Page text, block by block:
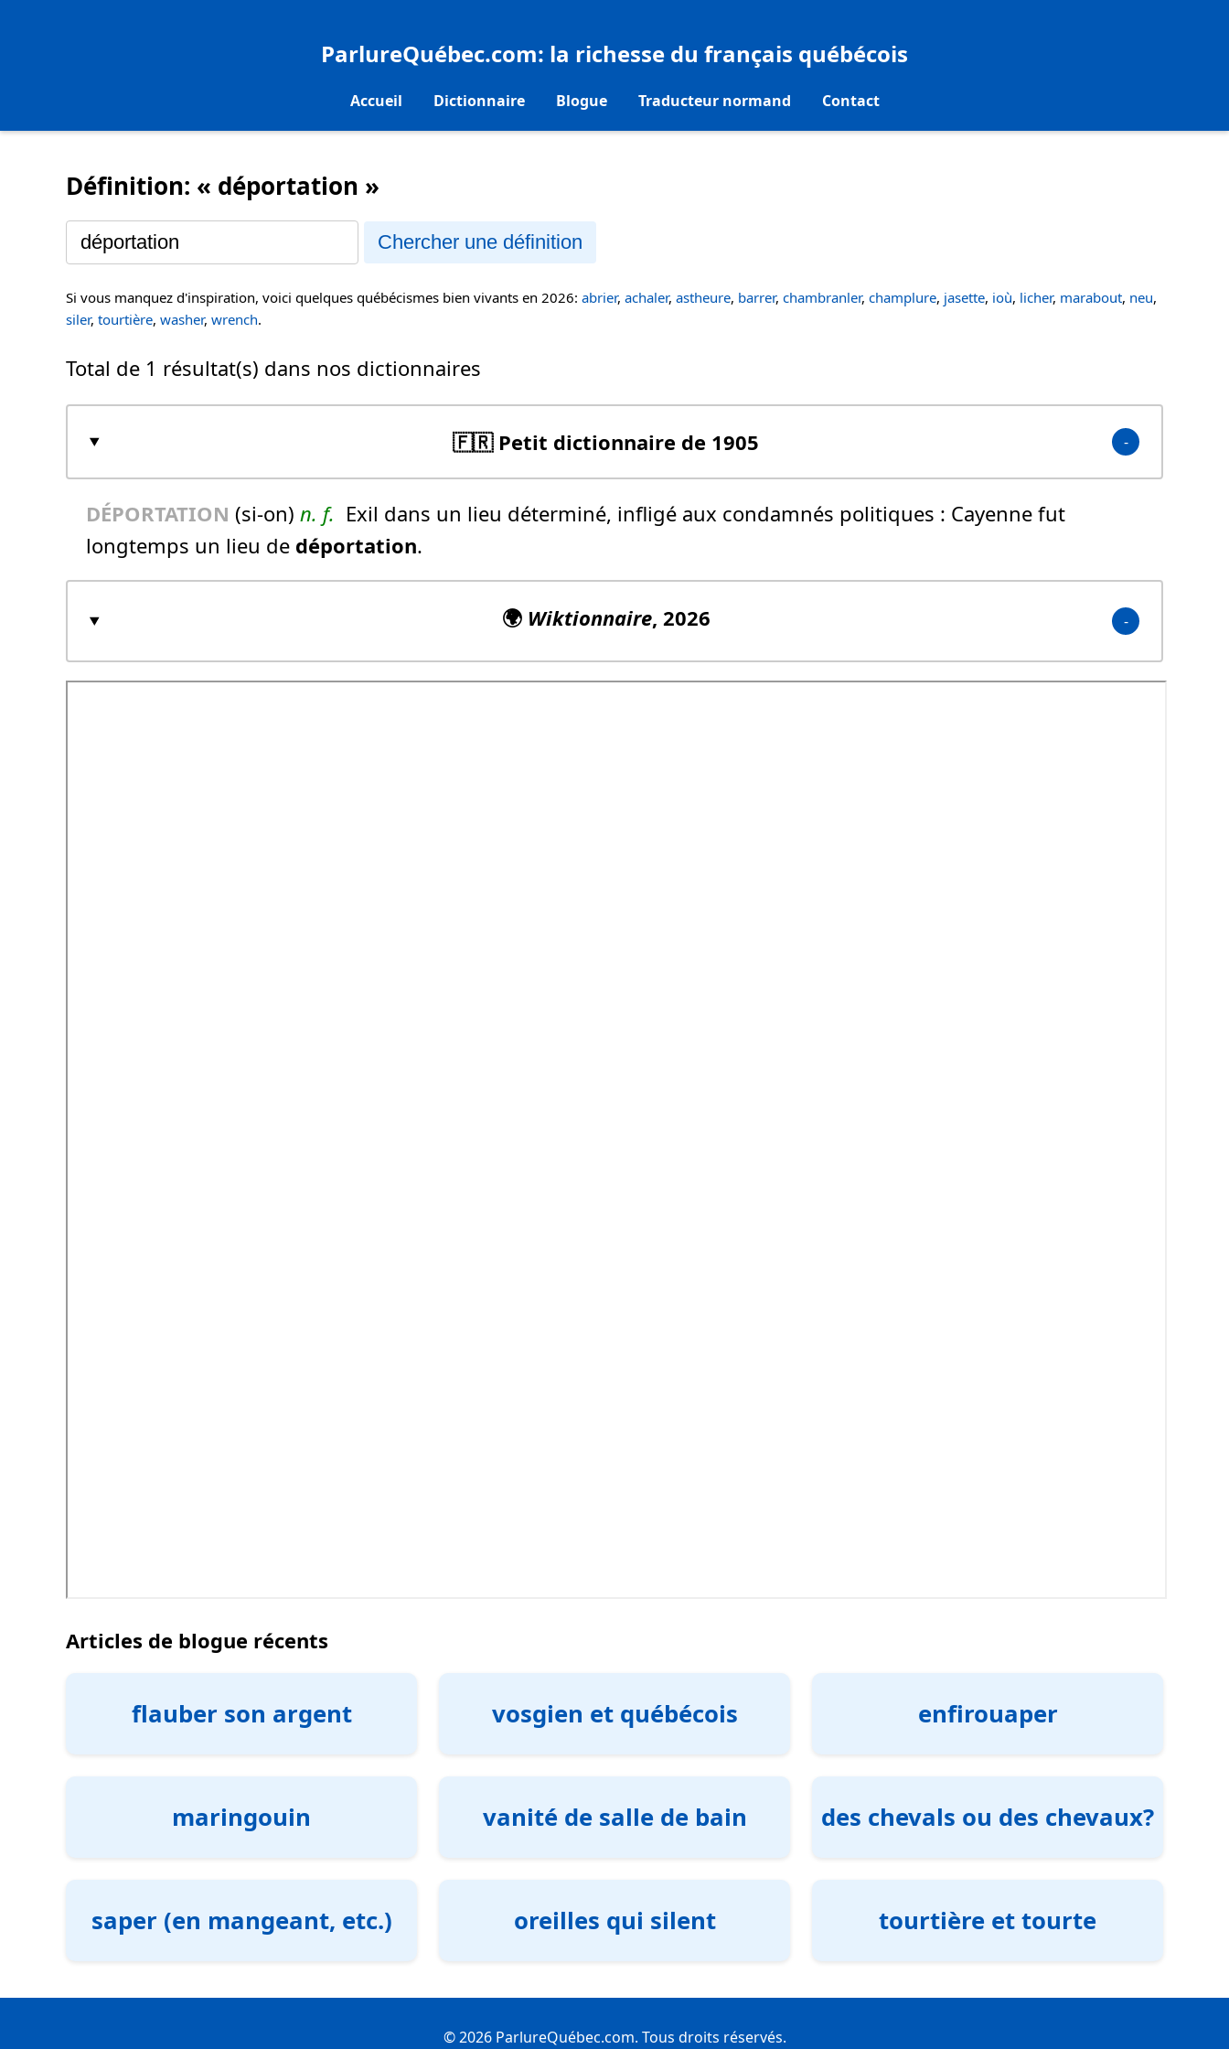
ParlureQuébec.com: la richesse du français québécois
Accueil Dictionnaire Blogue Traducteur normand Contact
Définition: « déportation »
Chercher une définition
Si vous manquez d'inspiration, voici quelques québécismes bien vivants en 2026: abrier, achaler, astheure, barrer, chambranler, champlure, jasette, ioù, licher, marabout, neu,
siler, tourtière, washer, wrench.
Total de 1 résultat(s) dans nos dictionnaires
🇫🇷 Petit dictionnaire de 1905
DÉPORTATION (si-on) n. f. Exil dans un lieu déterminé, infligé aux condamnés politiques : Cayenne fut
longtemps un lieu de déportation.
🌍 Wiktionnaire, 2026
Articles de blogue récents
flauber son argent vosgien et québécois enfirouaper
maringouin vanité de salle de bain des chevals ou des chevaux?
saper (en mangeant, etc.) oreilles qui silent tourtière et tourte
© 2026 ParlureQuébec.com. Tous droits réservés.